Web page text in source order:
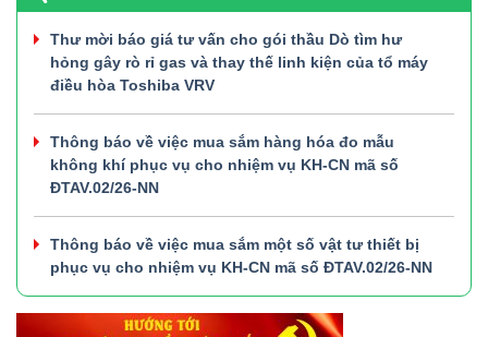
Thư mời báo giá tư vấn cho gói thầu Dò tìm hư
hỏng gây rò rỉ gas và thay thế linh kiện của tổ máy
điều hòa Toshiba VRV
Thông báo về việc mua sắm hàng hóa đo mẫu
không khí phục vụ cho nhiệm vụ KH-CN mã số
ĐTAV.02/26-NN
Thông báo về việc mua sắm một số vật tư thiết bị
phục vụ cho nhiệm vụ KH-CN mã số ĐTAV.02/26-NN